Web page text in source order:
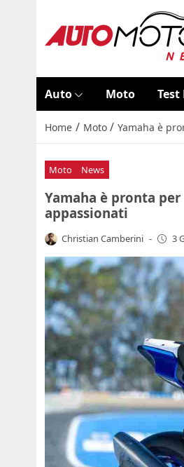
Auto Moto Test
Home / Moto / Yamaha è
Moto News
Yamaha è pronta
appassionati
Christian Camberini - 3